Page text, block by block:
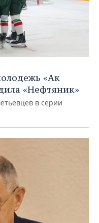
«Ак
«Нефтяник»
в серии